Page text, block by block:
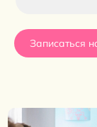
Записаться